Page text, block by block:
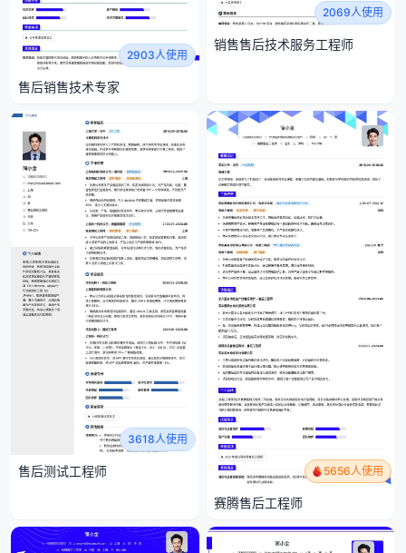
2903人使用
售后销售技术专家
2069人使用
销售售后技术服务工程师
3618人使用
售后测试工程师 5656人使用
赛腾售后工程师